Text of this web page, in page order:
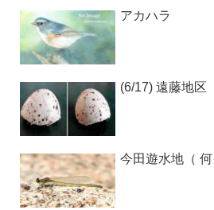
アカハラ
(6/17) 遠藤地区
今田遊水地（ 何